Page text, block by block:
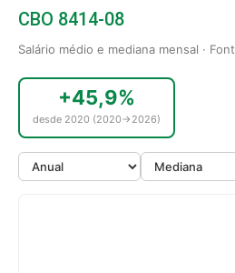
CBO 8414-08
Salário médio e mediana mensal ·
+45,9%
desde 2020 (2020→2026)